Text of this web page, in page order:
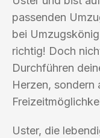
passenden
bei
richtig! Doch
Durchführen
Herzen, sondern
Uster, die